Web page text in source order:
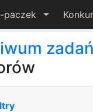
paczek